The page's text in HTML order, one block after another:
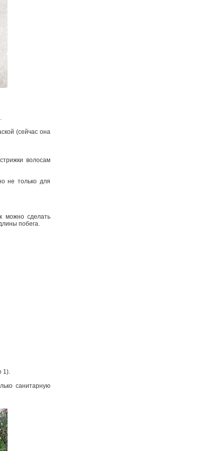
(сейчас она
волосам
не только для
можно сделать
побега.
1).
санитарную